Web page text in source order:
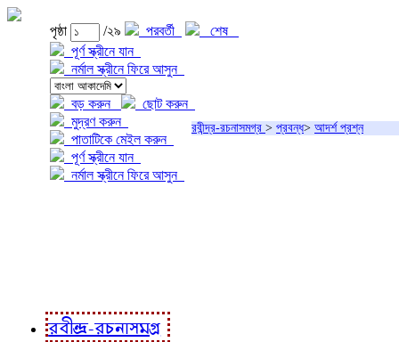
পৃষ্ঠা /২৯ পরবর্তী
শেষ
পূর্ণ স্ক্রীনে যান
নর্মাল স্ক্রীনে ফিরে আসুন
বড় করুন
ছোট করুন
মুদ্রণ করুন
পাতাটিকে মেইল করুন
পূর্ণ স্ক্রীনে যান
নর্মাল স্ক্রীনে ফিরে আসুন
রবীন্দ্র-রচনাসমগ্র > প্রবন্ধ> আদর্শ প্রশ্ন
রবীন্দ্র-রচনাসমগ্র